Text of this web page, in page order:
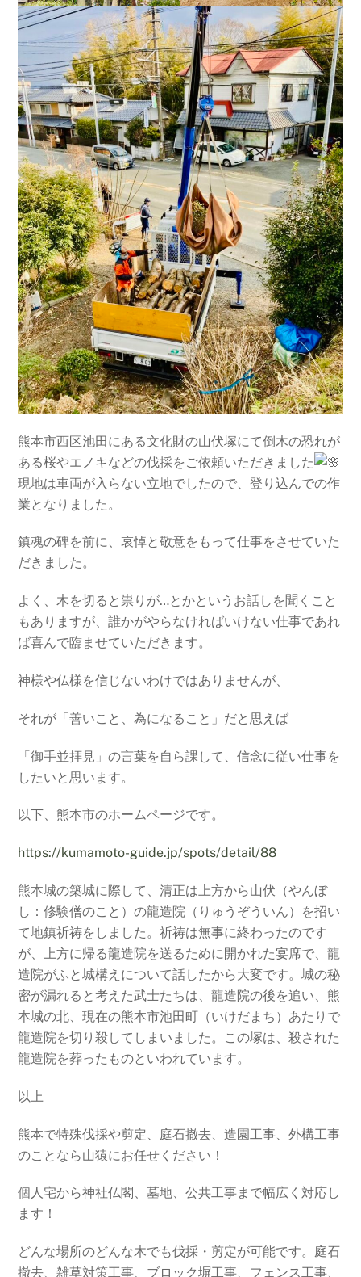
熊本市西区池田にある文化財の山伏塚にて倒木の恐れが
ある桜やエノキなどの伐採をご依頼いただきました
現地は車両が入らない立地でしたので、登り込んでの作
業となりました。
鎮魂の碑を前に、哀悼と敬意をもって仕事をさせていた
だきました。
よく、木を切ると祟りが…とかというお話しを聞くこと
もありますが、誰かがやらなければいけない仕事であれ
ば喜んで臨ませていただきます。
神様や仏様を信じないわけではありませんが、
それが「善いこと、為になること」だと思えば
「御手並拝見」の言葉を自ら課して、信念に従い仕事を
したいと思います。
以下、熊本市のホームページです。
https://kumamoto-guide.jp/spots/detail/88
熊本城の築城に際して、清正は上方から山伏（やんぼ
し：修験僧のこと）の龍造院（りゅうぞういん）を招い
て地鎮祈祷をしました。祈祷は無事に終わったのです
が、上方に帰る龍造院を送るために開かれた宴席で、龍
造院がふと城構えについて話したから大変です。城の秘
密が漏れると考えた武士たちは、龍造院の後を追い、熊
本城の北、現在の熊本市池田町（いけだまち）あたりで
龍造院を切り殺してしまいました。この塚は、殺された
龍造院を葬ったものといわれています。
以上
熊本で特殊伐採や剪定、庭石撤去、造園工事、外構工事
のことなら山猿にお任せください！
個人宅から神社仏閣、墓地、公共工事まで幅広く対応し
ます！
どんな場所のどんな木でも伐採・剪定が可能です。庭石
撤去、雑草対策工事、ブロック塀工事、フェンス工事、